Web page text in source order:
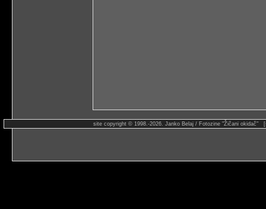
site copyright © 1998.-2026. Janko Belaj / Fotozine "Žičani okidač"